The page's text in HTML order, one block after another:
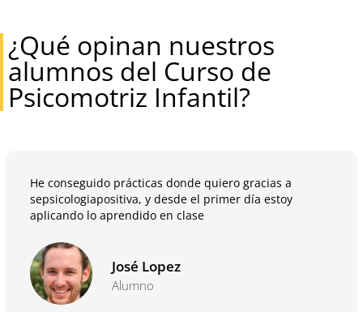
¿Qué opinan nuestros
alumnos del Curso de
Psicomotriz Infantil?
He conseguido prácticas donde quiero gracias a
sepsicologiapositiva, y desde el primer día estoy
aplicando lo aprendido en clase
José Lopez
Alumno